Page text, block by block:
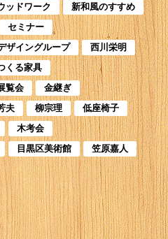
ッドワーク
新和風のすすめ
セミナー
ザイングループ
西川栄明
くる家具
覧会
金継ぎ
夫 柳宗理
低座椅子
木考会
目黒区美術館
笠原嘉人